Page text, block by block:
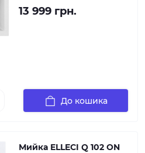
13 999 грн.
До кошика
Мийка ELLECI Q 102 ON